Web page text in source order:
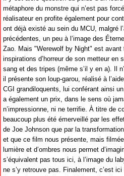
métaphore du monstre qui n’est pas
réalisateur en profite également pour
ont déjà existé au sein du MCU, malgré
précédentes, un peu à l’image des
Zao. Mais "Werewolf by Night" est avant
inspirations d’horreur de son metteur en
sang et des tripes (même s’il y en a). Il
il présente son loup-garou, réalisé à
CGI grandiloquents, lui conférant ainsi
a également un prix, dans le sens où
n’impressionne, ni ne terrifie. À titre de
beaucoup plus été émerveillé par les
de Joe Johnson que par la
et que ce film nous présente, mais
lumière et d’ombres nous permet
s’équivalent pas tous ici, à l’image du
ne s’y retrouve pas. Finalement, c’est